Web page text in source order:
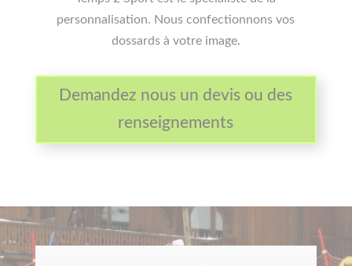
personnalisation. Nous confectionnons vos
dossards à votre image.
Demandez nous un devis ou des
renseignements